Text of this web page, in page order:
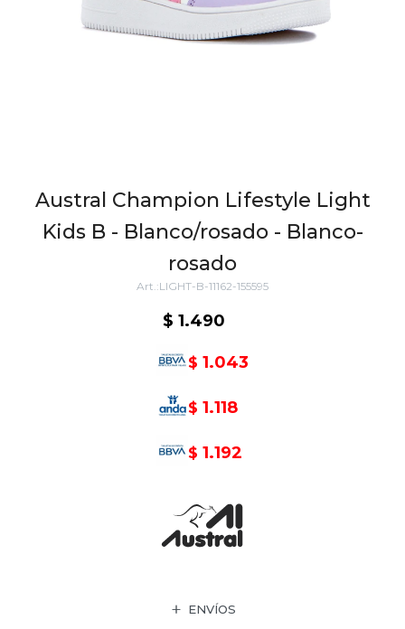
Austral Champion Lifestyle Light
Kids B - Blanco/rosado - Blanco-
rosado
LIGHT-B-11162-155595
$ 1.490
$ 1.043
$ 1.118
$ 1.192
ENVÍOS